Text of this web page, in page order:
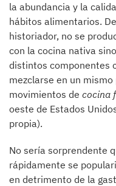
la abundancia y la
hábitos alimentarios.
historiador, no se
con la cocina nativa
distintos componentes
mezclarse en un
movimientos de cocina
oeste de Estados
propia).
No sería sorprendente
rápidamente se
en detrimento de la